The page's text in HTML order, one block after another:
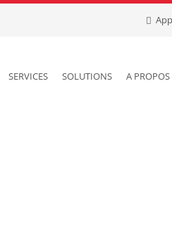
SERVICES SOLUTIONS A PROPOS